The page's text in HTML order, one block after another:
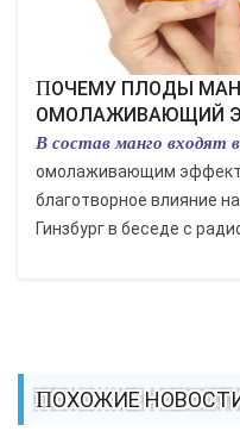
ВОЕННЫЕ ДЕЙСТВИЯ
ПРОИСШЕСТВИЯ
ПОЧЕМУ ПЛОДЫ МАНГО ИМЕЮТ
ОМОЛАЖИВАЮЩИЙ
В состав манго входят
омолаживающим
благотворное влияние
Гинзбург в беседе с
ПОХОЖИЕ